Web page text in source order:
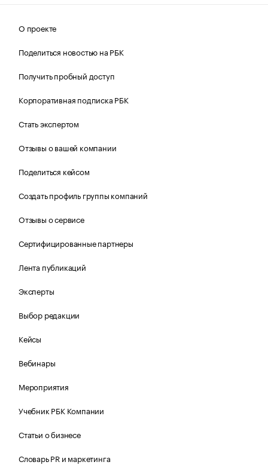
О проекте
Поделиться новостью на РБК
Получить пробный доступ
Корпоративная подписка РБК
Стать экспертом
Отзывы о вашей компании
Поделиться кейсом
Создать профиль группы компаний
Отзывы о сервисе
Сертифицированные партнеры
Лента публикаций
Эксперты
Выбор редакции
Кейсы
Вебинары
Мероприятия
Учебник РБК Компании
Статьи о бизнесе
Словарь PR и маркетинга